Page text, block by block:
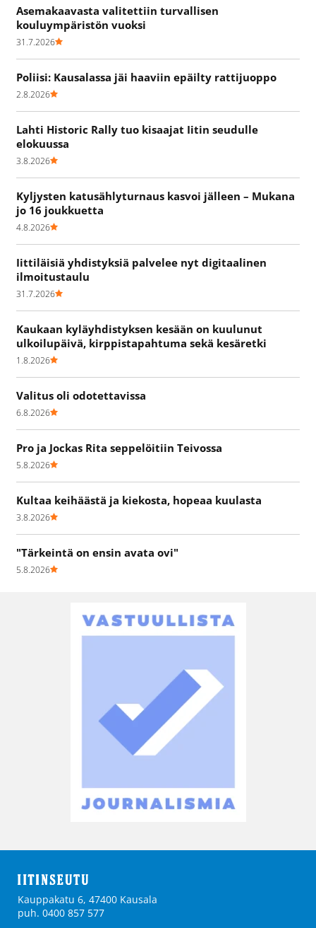
Asemakaavasta valitettiin turvallisen
kouluympäristön vuoksi
31.7.2026
Poliisi: Kausalassa jäi haaviin epäilty rattijuoppo
2.8.2026
Lahti Historic Rally tuo kisaajat Iitin seudulle
elokuussa
3.8.2026
Kyljysten katusählyturnaus kasvoi jälleen – Mukana
jo 16 joukkuetta
4.8.2026
Iittiläisiä yhdistyksiä palvelee nyt digitaalinen
ilmoitustaulu
31.7.2026
Kaukaan kyläyhdistyksen kesään on kuulunut
ulkoilupäivä, kirppistapahtuma sekä kesäretki
1.8.2026
Valitus oli odotettavissa
6.8.2026
Pro ja Jockas Rita seppelöitiin Teivossa
5.8.2026
Kultaa keihäästä ja kiekosta, hopeaa kuulasta
3.8.2026
"Tärkeintä on ensin avata ovi"
5.8.2026
Kauppakatu 6, 47400 Kausala
puh. 0400 857 577